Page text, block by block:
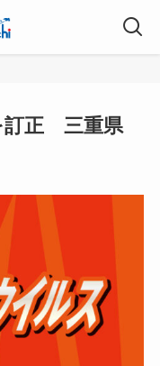
訂正 三重県